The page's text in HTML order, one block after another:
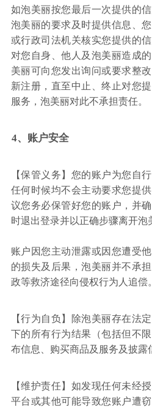
如泡美丽按您最后一次提供的
泡美丽的要求及时提供信息、
或行政司法机关核实您提供的
对您自身、他人及泡美丽造成
美丽可向您发出询问或要求整
新注册，直至中止、终止对您
服务，泡美丽对此不承担责任。
4、账户安全
【保管义务】您的账户为您自
任何时候均不会主动要求您提
议您务必保管好您的账户，并
时退出登录并以正确步骤离开泡
账户因您主动泄露或因您遭受
的损失及后果，泡美丽并不承
政等救济途径向侵权行为人追偿。
【行为自负】除泡美丽存在法
下的所有行为结果（包括但不
布信息、购买商品及服务及披露
【维护责任】如发现任何未经
平台或其他可能导致您账户遭